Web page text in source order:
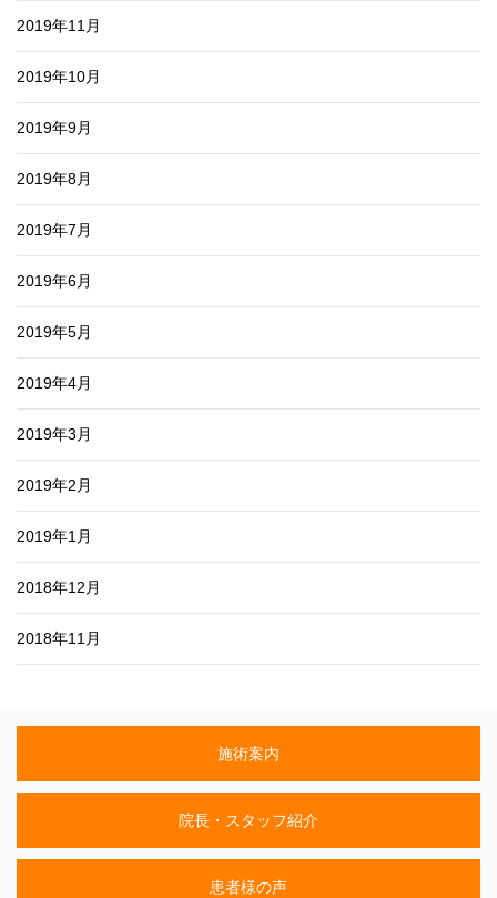
2019年11月
2019年10月
2019年9月
2019年8月
2019年7月
2019年6月
2019年5月
2019年4月
2019年3月
2019年2月
2019年1月
2018年12月
2018年11月
施術案内
院長・スタッフ紹介
患者様の声